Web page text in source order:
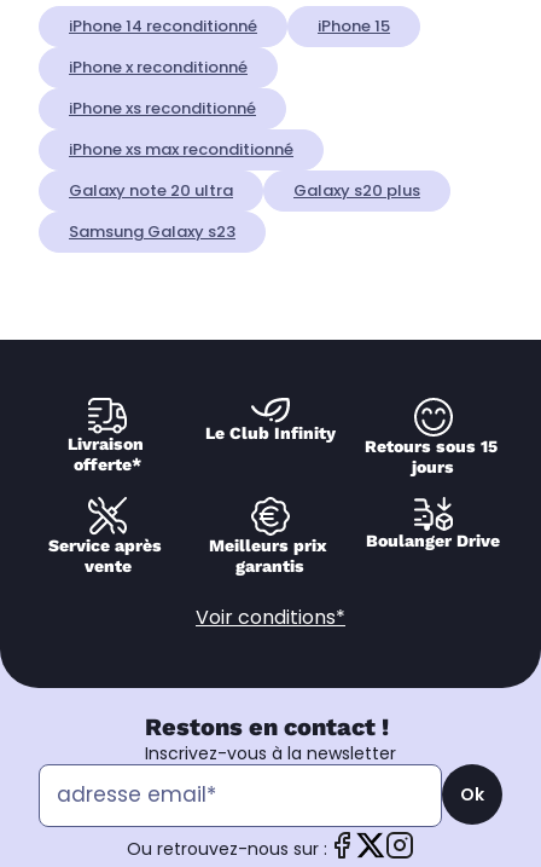
iPhone 14 reconditionné
iPhone 15
iPhone x reconditionné
iPhone xs reconditionné
iPhone xs max reconditionné
Galaxy note 20 ultra
Galaxy s20 plus
Samsung Galaxy s23
Livraison
offerte*
Le Club Infinity
Retours sous 15
jours
Service après
vente
Meilleurs prix
garantis
Boulanger Drive
Voir conditions*
Restons en contact !
Inscrivez-vous à la newsletter
Ok
Ou retrouvez-nous sur :